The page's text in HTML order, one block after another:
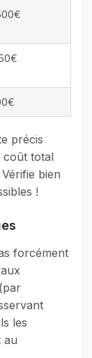
précis
coût total
bien
!
forcément
les
au